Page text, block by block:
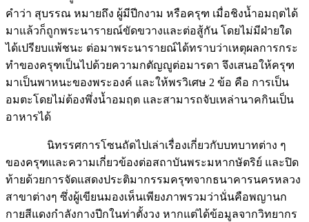
คำว่า สุบรรณ หมายถึง ผู้มีปีกงาม หรือครุฑ เมื่อชิงน้ำอมฤตได้
มาแล้วก็ถูกพระนารายณ์ขัดขวางและต่อสู้กัน โดยไม่มีฝ่ายใด
ได้เปรียบแพ้ชนะ ต่อมาพระนารายณ์ได้ทราบว่าเหตุผลการกระ
ทำของครุฑเป็นไปด้วยความกตัญญูต่อมารดา จึงเสนอให้ครุฑ
มาเป็นพาหนะของพระองค์ และให้พรวิเศษ 2 ข้อ คือ การเป็น
อมตะโดยไม่ต้องพึ่งน้ำอมฤต และสามารถจับเหล่านาคกินเป็น
อาหารได้
นิทรรศการโซนถัดไปเล่าเรื่องเกี่ยวกับบทบาทต่าง ๆ
ของครุฑและความเกี่ยวข้องต่อสถาบันพระมหากษัตริย์ และปิด
ท้ายด้วยการจัดแสดงประติมากรรมครุฑจากธนาคารนครหลวง
สาขาต่างๆ ซึ่งผู้เขียนมองเห็นเพียงภาพรวมว่านั่นคือพญานก
กายสีแดงกำลังกางปีกในท่าตั้งวง หากแต่ได้ข้อมูลจากวิทยากร